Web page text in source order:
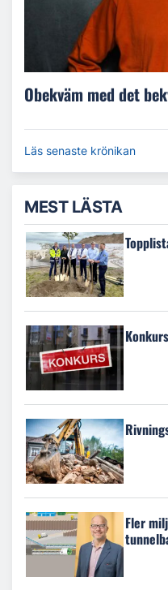
Obekväm med det
Läs senaste krönikan
MEST LÄSTA
Fler